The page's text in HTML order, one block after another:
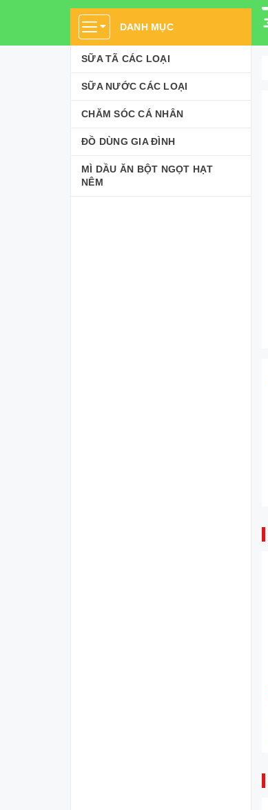
DANH MỤC
SỮA TÃ CÁC LOẠI
SỮA NƯỚC CÁC LOẠI
CHĂM SÓC CÁ NHÂN
ĐỒ DÙNG GIA ĐÌNH
MÌ DẦU ĂN BỘT NGỌT HẠT
NÊM